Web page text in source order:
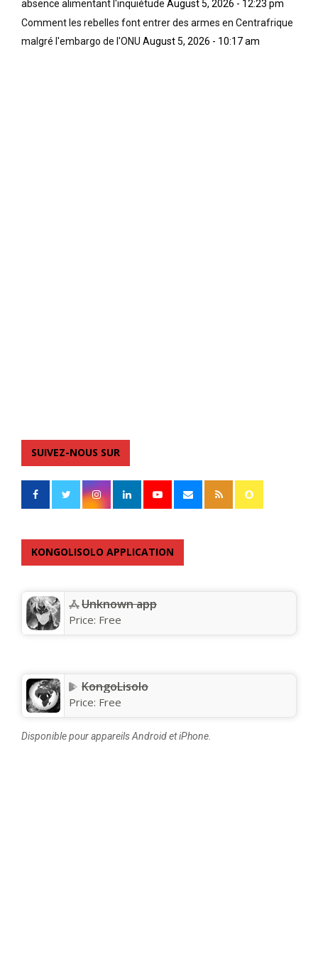
absence alimentant l'inquiétude August 5, 2026 - 12:23 pm
Comment les rebelles font entrer des armes en Centrafrique
malgré l'embargo de l'ONU August 5, 2026 - 10:17 am
SUIVEZ-NOUS SUR
KONGOLISOLO APPLICATION
Unknown app
Price: Free
KongoLisolo
Price: Free
Disponible pour appareils Android et iPhone.